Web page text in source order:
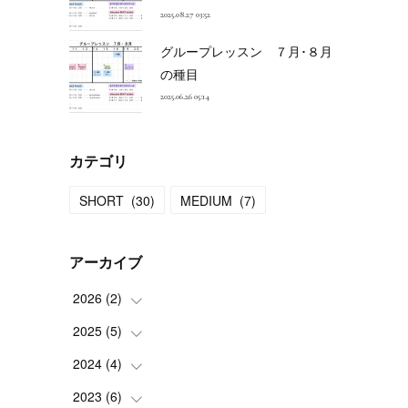
2025.08.27 03:52
グループレッスン ７月･８月
の種目
2025.06.26 05:14
カテゴリ
SHORT (30) MEDIUM (7)
アーカイブ
2026 (2)
(1
(1
2025 (5)
(1
(1
2024 (4)
(1
2023 (6)